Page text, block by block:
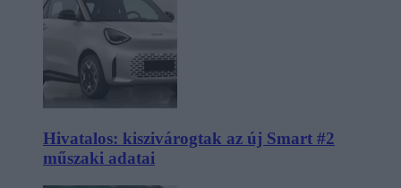
Hivatalos: kiszivárogtak az új Smart #2
műszaki adatai